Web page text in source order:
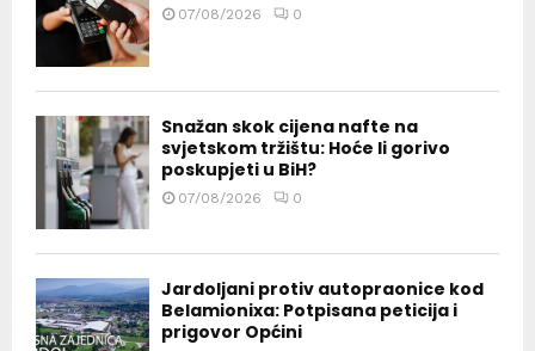
07/08/2026 0
Snažan skok cijena nafte na
svjetskom tržištu: Hoće li gorivo
poskupjeti u BiH?
07/08/2026 0
Jardoljani protiv autopraonice kod
Belamionixa: Potpisana peticija i
prigovor Općini